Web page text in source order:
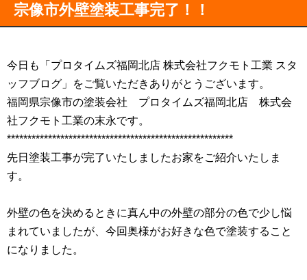
宗像市外壁塗装工事完了！！
今日も「プロタイムズ福岡北店 株式会社フクモト工業 スタ
ッフブログ」をご覧いただきありがとうございます。
福岡県宗像市の塗装会社 プロタイムズ福岡北店 株式会
社フクモト工業の末永です。
*******************************************************
先日塗装工事が完了いたしましたお家をご紹介いたしま
す。
外壁の色を決めるときに真ん中の外壁の部分の色で少し悩
まれていましたが、今回奥様がお好きな色で塗装すること
になりました。